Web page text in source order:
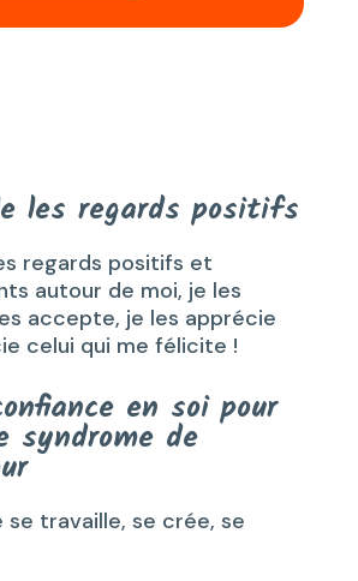
les regards positifs
regards positifs et
autour de moi, je les
accepte, je les apprécie
celui qui me félicite !
en soi pour
syndrome de
se travaille, se crée, se